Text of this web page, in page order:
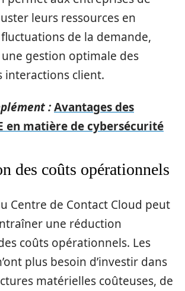
leurs ressources en
de la demande,
gestion optimale des
interactions client.
:Avantages des
en matière de cybersécurité
des coûts opérationnels
Centre de Contact Cloud peut
une réduction
coûts opérationnels. Les
plus besoin d’investir dans
matérielles coûteuses, de